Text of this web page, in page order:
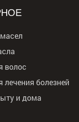
волос
болезней
и дома